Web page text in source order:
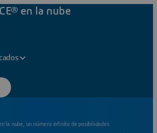
en la nube
la nube, un número infinito de posibilidades